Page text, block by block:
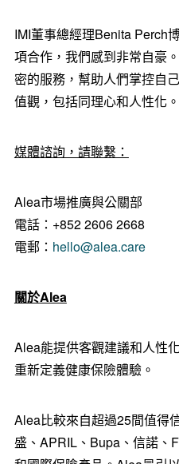
IMI董事總經理Benita Perch
項合作，我們感到非常自豪
密的服務，幫助人們掌控自
值觀，包括同理心和人性化。
媒體諮詢，請聯繫：
Alea市場推廣與公關部
電話：+852 2606 2668
電郵： hello@alea.care
關於Alea
Alea能提供客觀建議和人性
重新定義健康保險體驗。
Alea比較來自超過25間值得
盛、APRIL、Bupa、信諾、